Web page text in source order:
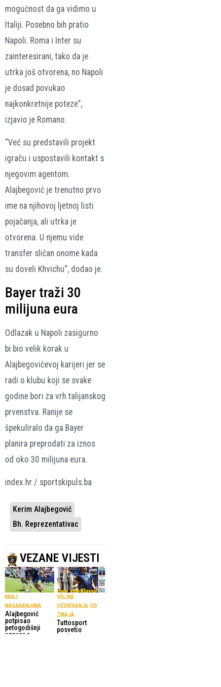
mogućnost da ga vidimo u
Italiji. Posebno bih pratio
Napoli. Roma i Inter su
zainteresirani, tako da je
utrka još otvorena, no Napoli
je dosad povukao
najkonkretnije poteze”,
izjavio je Romano.
“Već su predstavili projekt
igraču i uspostavili kontakt s
njegovim agentom.
Alajbegović je trenutno prvo
ime na njihovoj ljetnoj listi
pojačanja, ali utrka je
otvorena. U njemu vide
transfer sličan onome kada
su doveli Khvichu”, dodao je.
Bayer traži 30
milijuna eura
Odlazak u Napoli zasigurno
bi bio velik korak u
Alajbegovićevoj karijeri jer se
radi o klubu koji se svake
godine bori za vrh talijanskog
prvenstva. Ranije se
špekuliralo da ga Bayer
planira preprodati za iznos
od oko 30 milijuna eura.
index.hr / sportskipuls.ba
Kerim Alajbegović
Bh. Reprezentativac
VEZANE VIJESTI
KRAJ
NAGAĐANJIMA
Alajbegović
potpisao
petogodišnji
ugovor s
VELIKA
OČEKIVANJA OD
ZMAJA
Tuttosport
posvetio
naslovnicu